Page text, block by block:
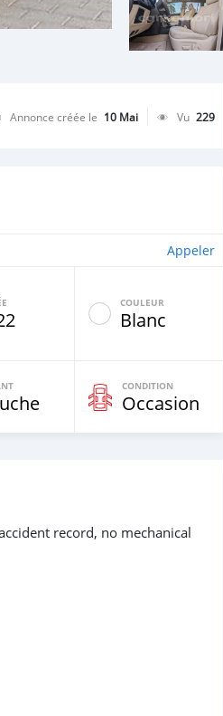
Annonce créée le 10 Mai Vu 229
Appeler
COULEUR
Blanc
CONDITION
Occasion
record, no mechanical